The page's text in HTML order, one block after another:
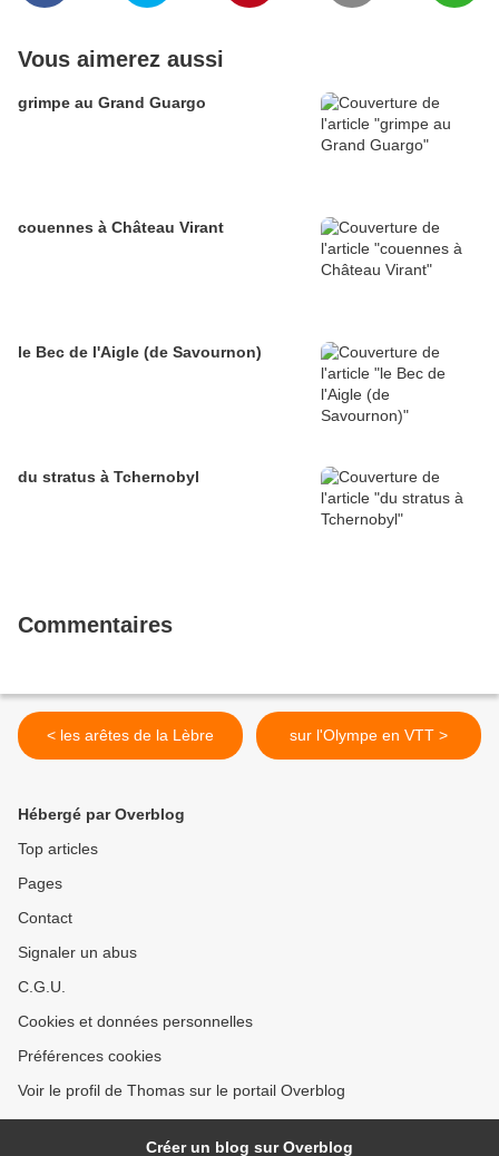
Vous aimerez aussi
grimpe au Grand Guargo
couennes à Château Virant
le Bec de l'Aigle (de Savournon)
du stratus à Tchernobyl
Commentaires
< les arêtes de la Lèbre sur l'Olympe en VTT >
Hébergé par Overblog
Top articles
Pages
Contact
Signaler un abus
C.G.U.
Cookies et données personnelles
Préférences cookies
Voir le profil de Thomas sur le portail Overblog
Créer un blog sur Overblog